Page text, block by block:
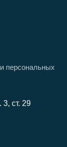
персональных
ст. 29